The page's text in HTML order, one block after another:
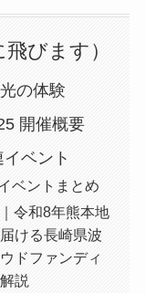
びます）
の体験
開催概要
ベント
ベントまとめ
令和8年熊本地
ける長崎県波
ドファンディ
説